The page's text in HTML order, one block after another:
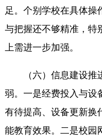
育与日常督查力度，对师德
责，彻底根除师德违规隐患
（二）提升活动组织质
动对提升教育质量、展示教
实活动组织责任，建立常态
与评先评优
挂钩，激发师生
托高校专家团队力量，围绕